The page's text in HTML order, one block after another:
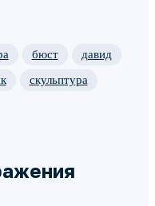
бюст
давид
скульптура